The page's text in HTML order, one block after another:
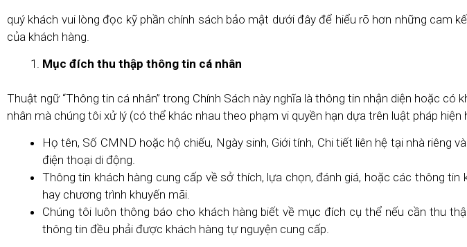
quý khách vui lòng đọc kỹ phần chính sách bảo mật dưới đây để hiểu rõ hơn những
của khách hàng.
Mục đích thu thập thông tin cá nhân
Thuật ngữ “Thông tin cá nhân” trong Chính Sách này nghĩa là thông tin nhận diện hoặc
nhân mà chúng tôi xử lý (có thể khác nhau theo phạm vi quyền hạn dựa trên luật pháp hiện
Họ tên, Số CMND hoặc hộ chiếu, Ngày sinh, Giới tính, Chi tiết liên hệ tại nhà riêng
điện thoại di động.
Thông tin khách hàng cung cấp về sở thích, lựa chọn, đánh giá, hoặc các thông
hay chương trình khuyến mãi.
Chúng tôi luôn thông báo cho khách hàng biết về mục đích cụ thể nếu cần thu
thông tin đều phải được khách hàng tự nguyện cung cấp.